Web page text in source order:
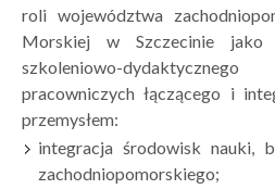
roli województwa
Morskiej w Szczecinie jako
szkoleniowo-
pracowniczych łączącego i
przemysłem:
integracja środowisk nauki,
zachodniopomorskiego;